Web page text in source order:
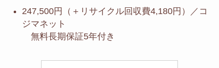
247,500円（＋リサイクル回収費4,180円）／コ
ジマネット
無料長期保証5年付き